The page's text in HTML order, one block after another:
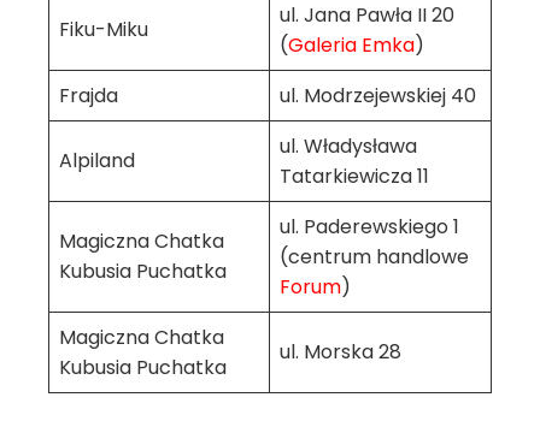
Fiku-Miku
ul. Jana Pawła II 20
(Galeria Emka)
Frajda
ul. Modrzejewskiej 40
Alpiland
ul. Władysława
Tatarkiewicza 11
Magiczna Chatka
Kubusia Puchatka
ul. Paderewskiego 1
(centrum handlowe
Forum)
Magiczna Chatka
Kubusia Puchatka
ul. Morska 28